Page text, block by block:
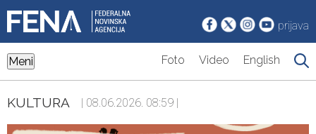
prijava
Meni Foto Video English
KULTURA | 08.06.2026. 08:59 |